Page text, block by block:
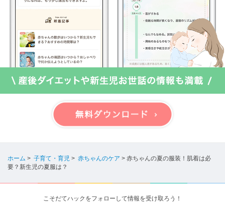
ホーム > 子育て・育児 > 赤ちゃんのケア > 赤ちゃんの夏の服装！肌着は必
要？新生児の夏服は？
こそだてハックをフォローして情報を受け取ろう！